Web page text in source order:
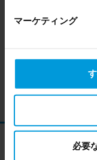
the US, as they
transfers your
your consent, and
Milestone’s
for more
マーケティング
必要
XProtect
VMS